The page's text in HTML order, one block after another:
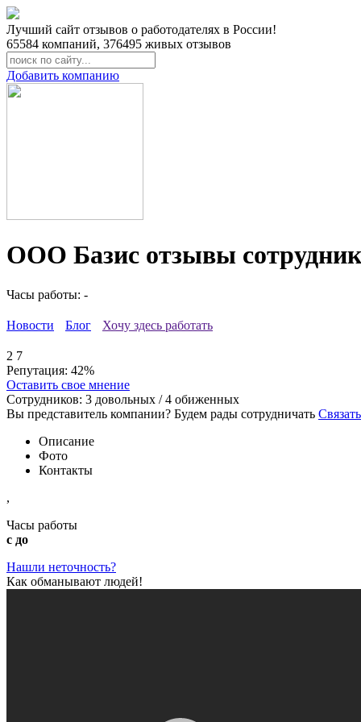
Лучший сайт отзывов о работодателях в России!
65584 компаний, 376495 живых отзывов
Добавить компанию
ООО Базис отзывы
Часы работы: -
Новости Блог Хочу здесь работать
2 7
Репутация: 42%
Оставить свое мнение
Сотрудников: 3 довольных /4 обиженных
Вы представитель компании? Будем рады сотрудничать
Описание
Фото
Контакты
,
Часы работы
с до
Нашли неточность?
Как обманывают людей!